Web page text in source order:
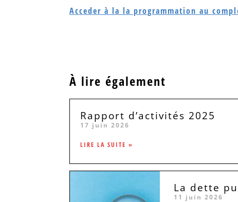
Acceder à la la programmation au
À lire également
Rapport d’activités 2025
17 juin 2026
LIRE LA SUITE »
La dette
11 juin 2026